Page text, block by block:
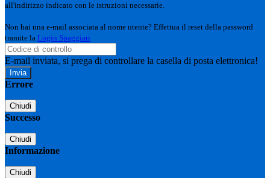
all'indirizzo indicato con le istruzioni necessarie.
Non hai una e-mail associata al nome utente? Effettua il reset della password
tramite la Login Spaggiari
E-mail inviata, si prega di controllare la casella di posta elettronica!
Errore
Chiudi
Successo
Chiudi
Informazione
Chiudi